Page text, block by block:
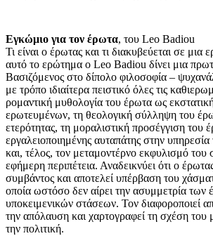
Εγκώμιο για τον έρωτα, του Leo Badiou
Τι είναι ο έρωτας και τι διακυβεύεται σε μια
αυτό το ερώτημα ο Leo Badiou δίνει μια
Βασιζόμενος στο δίπολο φιλοσοφία –
με τρόπο ιδιαίτερα πειστικό όλες τις
ρομαντική μυθολογία του έρωτα ως
ερωτευμένων, τη θεολογική σύλληψη του
ετερότητας, τη μοραλιστική προσέγγιση του
εργαλειοποιημένης αυταπάτης στην υπηρεσία
και, τέλος, τον μεταμοντέρνο εκφυλισμό του
εφήμερη περιπέτεια. Αναδεικνύει ότι ο
συμβάντος και αποτελεί υπέρβαση του
οποία ωστόσο δεν αίρει την ασυμμετρία των
υποκειμενικών στάσεων. Τον διαφοροποιεί
την απόλαυση και χαρτογραφεί τη σχέση του
την πολιτική.